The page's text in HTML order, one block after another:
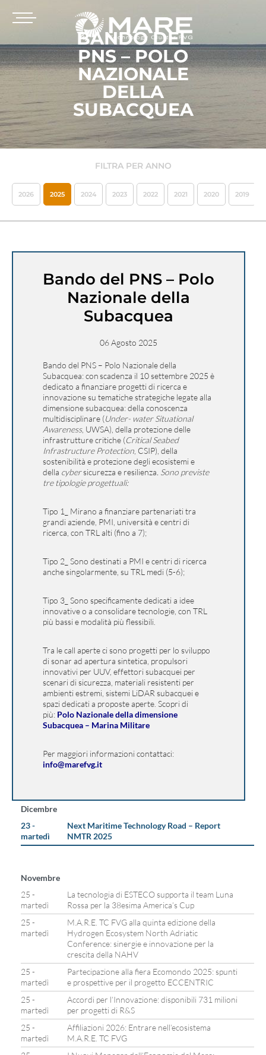
BANDO DEL
PNS – POLO
NAZIONALE
DELLA
SUBACQUEA
FILTRA PER ANNO
2026 2025 2024 2023 2022 2021 2020 2019
Bando del PNS – Polo
Nazionale della
Subacquea
06 Agosto 2025
Bando del PNS – Polo Nazionale della
Subacquea:con scadenza il 10 settembre 2025 è
dedicato a finanziare progetti di ricerca e
innovazione su tematiche strategiche legate alla
dimensione subacquea: della conoscenza
multidisciplinare (Under- water Situational
Awareness, UWSA), della protezione delle
infrastrutture critiche (Critical Seabed
Infrastructure Protection , CSIP), della
sostenibilità e protezione degli ecosistemi e
della cybersicurezza e resilienza Sono previste
tre tipologie progettuali:
Tipo 1_
Mirano a finanziare partenariati tra
grandi aziende, PMI, università e centri di
ricerca, con TRL alti (fino a 7);
Tipo 2_ Sono destinati a PMI e centri di ricerca
anche singolarmente, su TRL medi (5-6);
Tipo 3_ Sono specificamente dedicati a idee
innovative o a consolidare tecnologie, con TRL
più bassi e modalità più flessibili.
Tra le call aperte ci sono progetti per lo sviluppo
di sonar ad apertura sintetica, propulsori
innovativi per UUV, effettori subacquei per
scenari di sicurezza, materiali resistenti per
ambienti estremi, sistemi LiDAR subacquei e
spazi dedicati a proposte aperte. Scopri di
più: Polo Nazionale della dimensione
Subacquea – Marina Militare
Per maggiori informazioni contattaci:
info@marefvg.it
Dicembre
23 -
martedì
Next Maritime Technology Road – Report
NMTR 2025
Novembre
25 -
martedì
La tecnologia di ESTECO supporta il team Luna
Rossa per la 38esima America’s Cup
25 -
martedì
M.A.R.E. TC FVG alla quinta edizione della
Hydrogen Ecosystem North Adriatic
Conference: sinergie e innovazione per la
crescita della NAHV
25 -
martedì
Partecipazione alla fiera Ecomondo 2025: spunti
e prospettive per il progetto ECCENTRIC
25 -
martedì
Accordi per l’Innovazione: disponibili 731 milioni
per progetti di R&S
25 -
martedì
Affiliazioni 2026: Entrare nell’ecosistema
M.A.R.E. TC FVG